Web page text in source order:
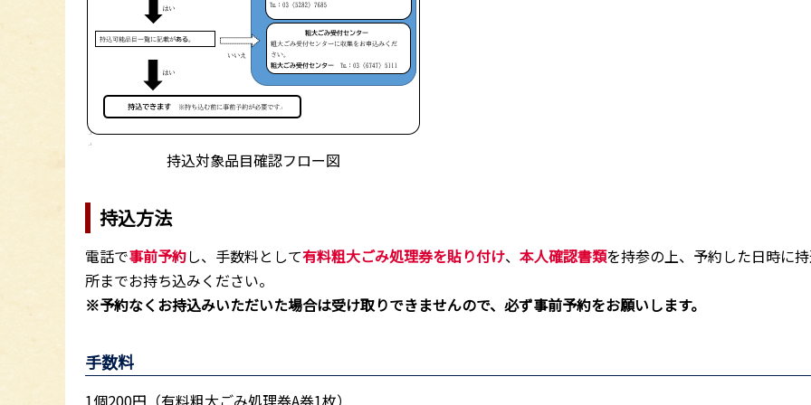
持込対象品目確認フロー図
持込方法
電話で事前予約し、手数料として有料粗大ごみ処理券を貼り付け、本人確認書類を持参の上、予約した日時に
所までお持ち込みください。
※予約なくお持込みいただいた場合は受け取りできませんので、必ず事前予約をお願いします。
手数料
1個200円（有料粗大ごみ処理券A券1枚）